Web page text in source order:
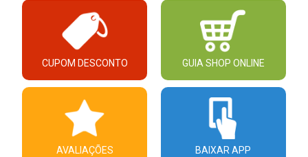
CUPOM DESCONTO GUIA SHOP ONLINE
AVALIAÇÕES BAIXAR APP